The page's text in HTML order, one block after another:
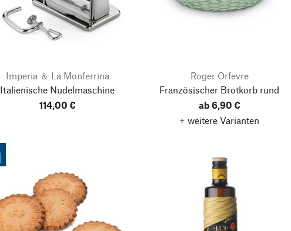
Imperia ＆ La Monferrina
Italienische Nudelmaschine
114,00 €
Roger Orfevre
Französischer Brotkorb rund
ab 6,90 €
+ weitere Varianten